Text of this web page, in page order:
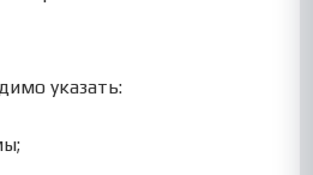
указать: